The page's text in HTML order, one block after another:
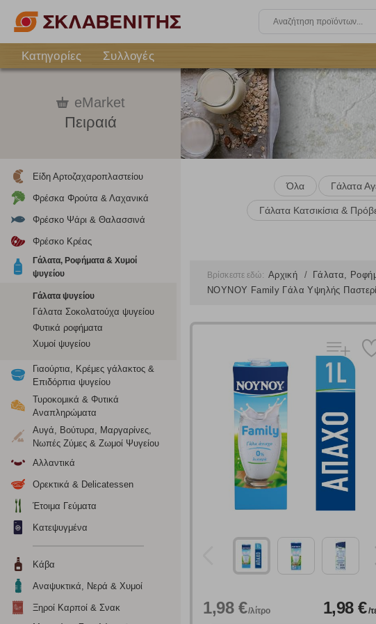
Κατηγορίες
Συλλογές
eMarket
Πειραιά
Είδη Αρτοζαχαροπλαστείου
Φρέσκα Φρούτα & Λαχανικά
Φρέσκο Ψάρι & Θαλασσινά
Φρέσκο Κρέας
Γάλατα, Ροφήματα & Χυμοί
ψυγείου
Γάλατα ψυγείου
Γάλατα Σοκολατούχα ψυγείου
Φυτικά ροφήματα
Χυμοί ψυγείου
Γιαούρτια, Κρέμες γάλακτος &
Επιδόρπια ψυγείου
Τυροκομικά & Φυτικά
Αναπληρώματα
Αυγά, Βούτυρα, Μαργαρίνες,
Νωπές Ζύμες & Ζωμοί Ψυγείου
Αλλαντικά
Ορεκτικά & Delicatessen
Έτοιμα Γεύματα
Κατεψυγμένα
Κάβα
Αναψυκτικά, Νερά & Χυμοί
Ξηροί Καρποί & Σνακ
Όλα Γάλατα
Γάλατα Κατσικίσια &
Βρίσκεστε εδώ: Αρχική Γάλατα,
ΝΟΥΝΟΥ Family Γάλα Υψηλής
1,98 €/λίτρο 1,98 €/
κλικ στο
όλες τις
Ρυθμίσεις Cookies